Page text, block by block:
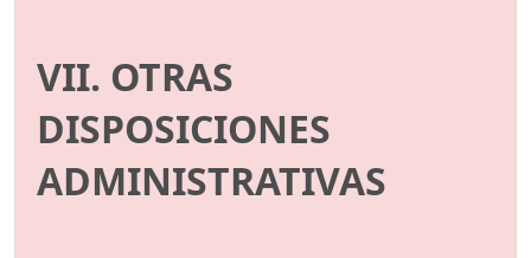
VII. OTRAS
DISPOSICIONES
ADMINISTRATIVAS